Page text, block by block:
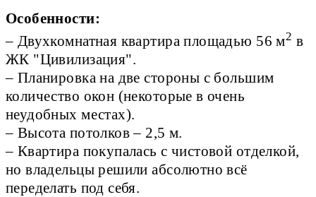
Особенности:
– Двухкомнатная квартира площадью 56 м2 в
ЖК "Цивилизация".
– Планировка на две стороны с большим
количество окон (некоторые в очень
неудобных местах).
– Высота потолков – 2,5 м.
– Квартира покупалась с чистовой отделкой,
но владельцы решили абсолютно всё
переделать под себя.